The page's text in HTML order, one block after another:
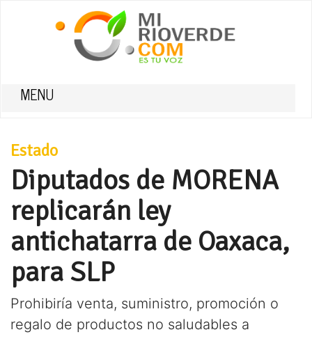
MENU
Estado
Diputados de MORENA
replicarán ley
antichatarra de Oaxaca,
para SLP
Prohibiría venta, suministro, promoción o
regalo de productos no saludables a